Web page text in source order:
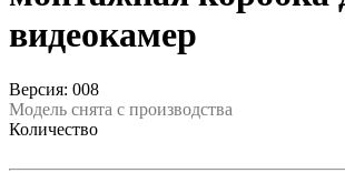
видеокамер
Версия: 008
Модель снята с производства
Количество